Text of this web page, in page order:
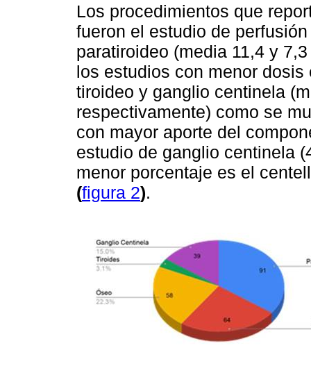
Los procedimientos que
fueron el estudio de
paratiroideo (media 11,4 y
los estudios con menor
tiroideo y ganglio centinela
respectivamente) como se
con mayor aporte del
estudio de ganglio centinela
menor porcentaje es el
(figura 2).